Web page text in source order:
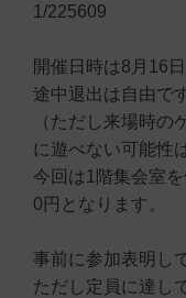
1/225609
開催日時は8月16
途中退出は自由で
（ただし来場時の
に遊べない可能性
今回は1階集会室
0円となります。
事前に参加表明し
ただし定員に達し